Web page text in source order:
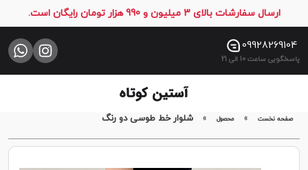
ارسال سفارشات بالای 3 میلیون و 990 هزار تومان رایگان است.
09928269104
پاسخگویی ساعت 10 الی 21
صفحه
نخست
فروشگاه
صفحه نخست » محصول » شلوار خط طوسی دو رنگ